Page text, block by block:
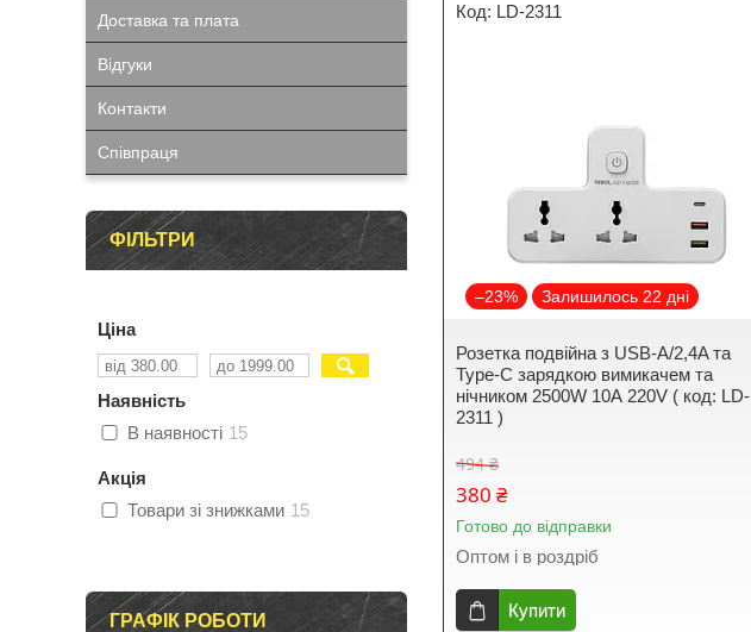
LD-2311
–23% Залишилось 22 дні
Розетка подвійна з USB-A/2,4A та
Type-C зарядкою вимикачем та
нічником 2500W 10А 220V ( код: LD-
2311 )
494 ₴
380 ₴
Готово до відправки
Оптом і в роздріб
Купити
Доставка та плата
Відгуки
Контакти
Співпраця
ФІЛЬТРИ
Ціна
Наявність
В наявності 15
Акція
Товари зі знижками 15
ГРАФІК РОБОТИ